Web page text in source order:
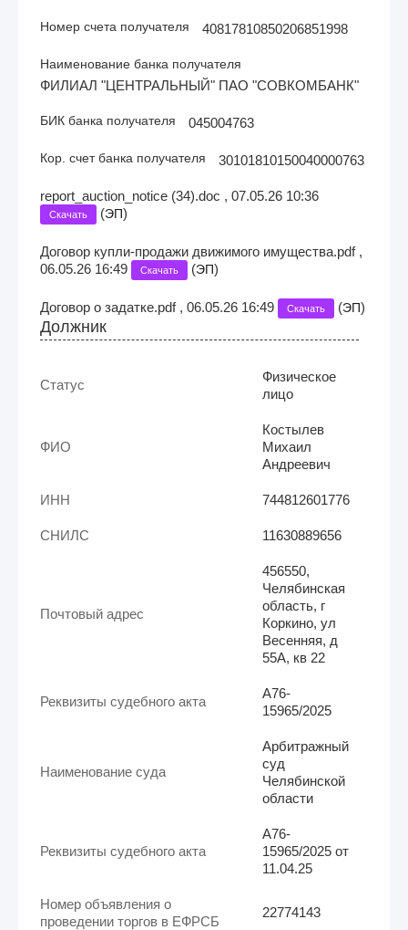
Номер счета получателя 40817810850206851998
Наименование банка получателя
ФИЛИАЛ "ЦЕНТРАЛЬНЫЙ" ПАО "СОВКОМБАНК"
БИК банка получателя 045004763
Кор. счет банка получателя 30101810150040000763
report_auction_notice (34).doc , 07.05.26 10:36
Скачать (ЭП)
Договор купли-продажи движимого имущества.pdf ,
06.05.26 16:49
Скачать (ЭП)
Договор о задатке.pdf , 06.05.26 16:49 Скачать (ЭП)
Должник
Статус
Физическое
лицо
ФИО
Костылев
Михаил
Андреевич
ИНН 744812601776
СНИЛС 11630889656
Почтовый адрес
456550,
Челябинская
область, г
Коркино, ул
Весенняя, д
55А, кв 22
Реквизиты судебного акта
А76-
15965/2025
Наименование суда
Арбитражный
суд
Челябинской
области
Реквизиты судебного акта
А76-
15965/2025 от
11.04.25
Номер объявления о
проведении торгов в ЕФРСБ
22774143